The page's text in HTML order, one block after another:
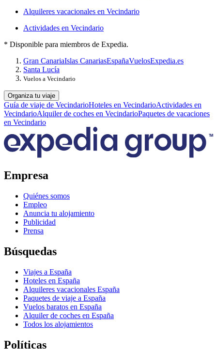
Alquileres vacacionales en Vecindario
Actividades en Vecindario
* Disponible para miembros de Expedia.
Gran CanariaIslas CanariasEspañaVuelosExpedia.es
Santa Lucía
Vuelos a Vecindario
Organiza tu viaje
Guía de viaje de VecindarioHoteles en VecindarioActividades en
VecindarioAlquiler de coches en VecindarioPaquetes de vacaciones
en Vecindario
Empresa
Quiénes somos
Empleo
Anuncia tu alojamiento
Publicidad
Prensa
Búsquedas
Viajes a España
Hoteles en España
Alquileres vacacionales España
Paquetes de viaje a España
Vuelos baratos en España
Alquiler de coches en España
Todos los alojamientos
Políticas